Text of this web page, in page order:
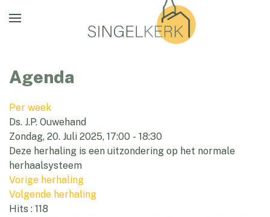
Agenda
Per week
Ds. J.P. Ouwehand
Zondag, 20. Juli 2025, 17:00 - 18:30
Deze herhaling is een uitzondering op het normale
herhaalsysteem
Vorige herhaling
Volgende herhaling
Hits : 118